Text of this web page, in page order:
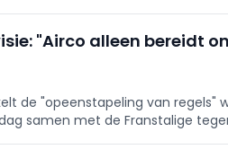
"Airco alleen bereidt
de "opeenstapeling van regels"
samen met de Franstalige